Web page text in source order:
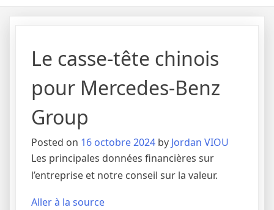
Le casse-tête chinois
pour Mercedes-Benz
Group
Posted on 16 octobre 2024 by Jordan VIOU
Les principales données financières sur
l’entreprise et notre conseil sur la valeur.
Aller à la source